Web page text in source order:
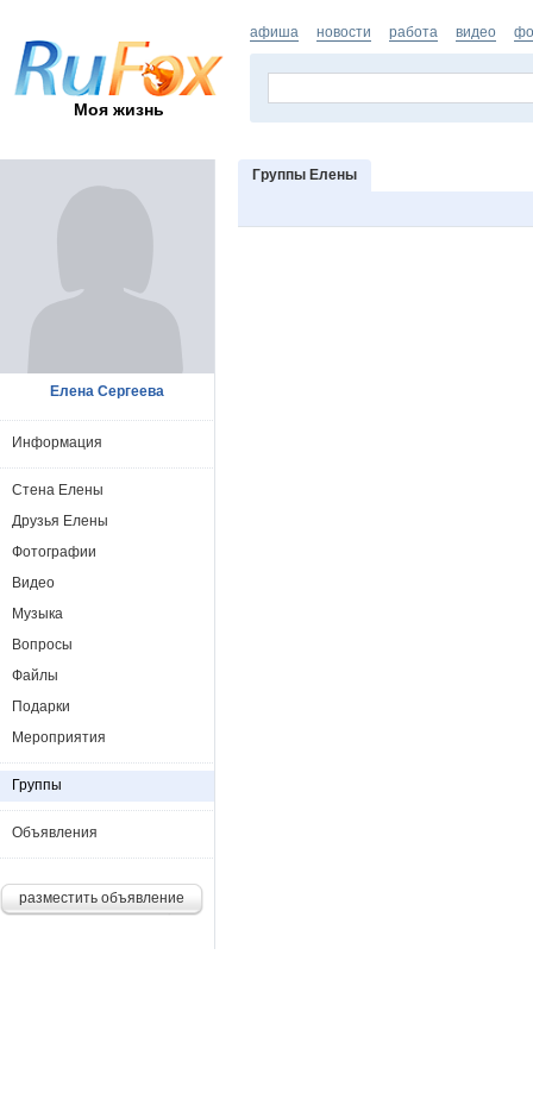
Моя жизнь
афиша новости работа видео
Группы Елены
Елена Сергеева
Информация
Стена Елены
Друзья Елены
Фотографии
Видео
Музыка
Вопросы
Файлы
Подарки
Мероприятия
Группы
Объявления
разместить объявление